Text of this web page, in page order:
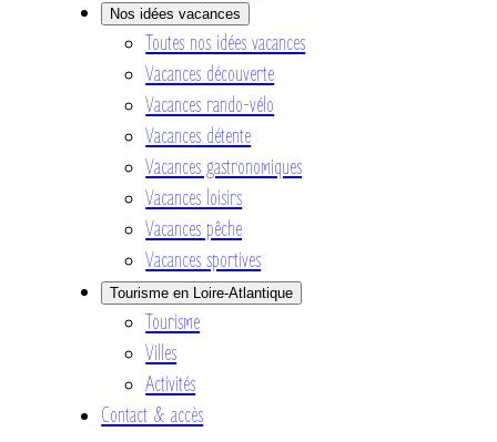
Nos idées vacances
Toutes nos idées vacances
Vacances découverte
Vacances rando-vélo
Vacances détente
Vacances gastronomiques
Vacances loisirs
Vacances pêche
Vacances sportives
Tourisme en Loire-Atlantique
Tourisme
Villes
Activités
Contact & accès